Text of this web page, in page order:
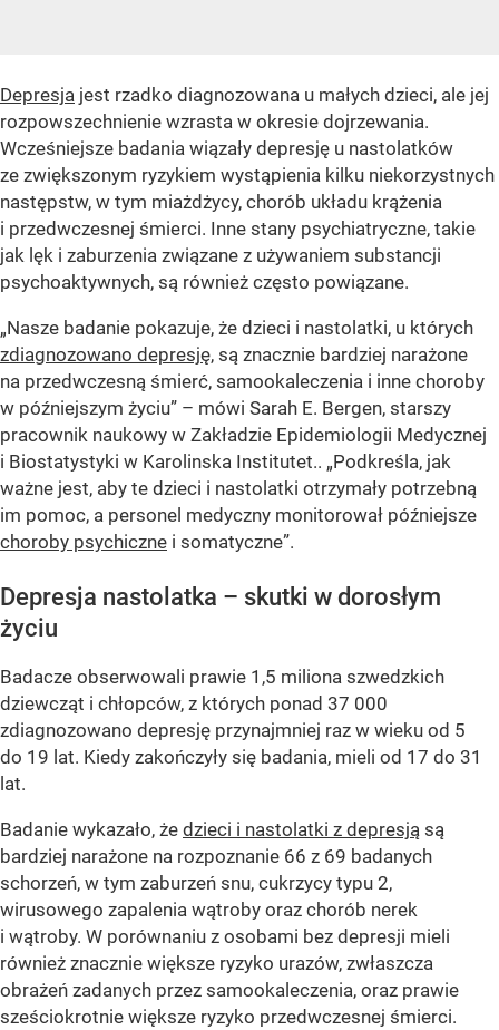
Depresja jest rzadko diagnozowana u małych dzieci, ale jej
rozpowszechnienie wzrasta w okresie dojrzewania.
Wcześniejsze badania wiązały depresję u nastolatków
ze zwiększonym ryzykiem wystąpienia kilku niekorzystnych
następstw, w tym miażdżycy, chorób układu krążenia
i przedwczesnej śmierci. Inne stany psychiatryczne, takie
jak lęk i zaburzenia związane z używaniem substancji
psychoaktywnych, są również często powiązane.
„Nasze badanie pokazuje, że dzieci i nastolatki, u których
zdiagnozowano depresję, są znacznie bardziej narażone
na przedwczesną śmierć, samookaleczenia i inne choroby
w późniejszym życiu” – mówi Sarah E. Bergen, starszy
pracownik naukowy w Zakładzie Epidemiologii Medycznej
i Biostatystyki w Karolinska Institutet.. „Podkreśla, jak
ważne jest, aby te dzieci i nastolatki otrzymały potrzebną
im pomoc, a personel medyczny monitorował późniejsze
choroby psychiczne i somatyczne”.
Depresja nastolatka – skutki w dorosłym
życiu
Badacze obserwowali prawie 1,5 miliona szwedzkich
dziewcząt i chłopców, z których ponad 37 000
zdiagnozowano depresję przynajmniej raz w wieku od 5
do 19 lat. Kiedy zakończyły się badania, mieli od 17 do 31
lat.
Badanie wykazało, że dzieci i nastolatki z depresją są
bardziej narażone na rozpoznanie 66 z 69 badanych
schorzeń, w tym zaburzeń snu, cukrzycy typu 2,
wirusowego zapalenia wątroby oraz chorób nerek
i wątroby. W porównaniu z osobami bez depresji mieli
również znacznie większe ryzyko urazów, zwłaszcza
obrażeń zadanych przez samookaleczenia, oraz prawie
sześciokrotnie większe ryzyko przedwczesnej śmierci.